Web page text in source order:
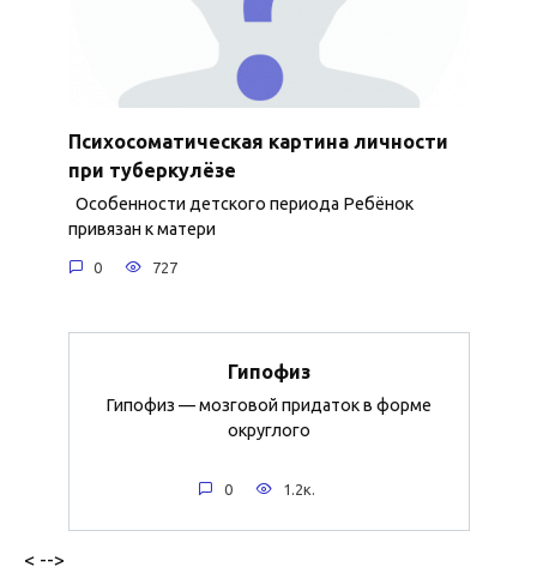
Психосоматическая картина личности
при туберкулёзе
Особенности детского периода Ребёнок
привязан к матери
0 727
Гипофиз
Гипофиз — мозговой придаток в форме
округлого
0 1.2к.
< -->